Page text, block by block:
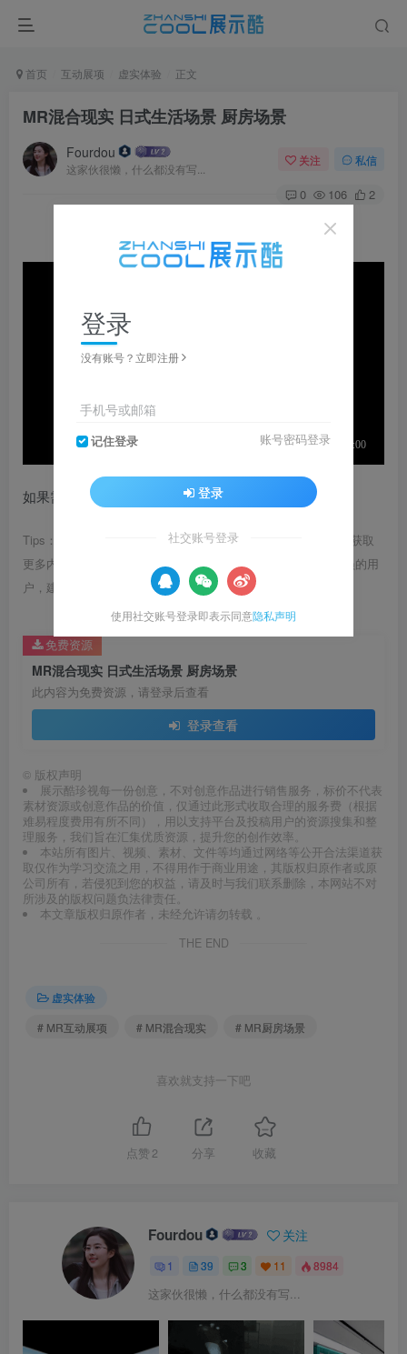
首页 互动展项 虚实体验 正文
MR混合现实 日式生活场景 厨房场景
Fourdou
这家伙很懒，什么都没有写...
关注 私信
0 106 2
如果需要无水印视频，可在下方下载。
Tips：1.内容图片或视频可能会有压缩，若文章提供下载服务，获取
更多内容（无展示酷水印）可在下方下载； 2.没有百度网盘会员的用
户，建议用123云盘可获得更快的下载速度。
MR混合现实 日式生活场景 厨房场景
此内容为免费资源，请登录后查看
登录查看
免费资源
© 版权声明
展示酷珍视每一份创意，不对创意作品进行销售服务，标价不代表
素材资源或创意作品的价值，仅通过此形式收取合理的服务费（根据
难易程度费用有所不同），用以支持平台及投稿用户的资源搜集和整
理服务，我们旨在汇集优质资源，提升您的创作效率。
本站所有图片、视频、素材、文件等均通过网络等公开合法渠道获
取仅作为学习交流之用，不得用作于商业用途，其版权归原作者或原
公司所有，若侵犯到您的权益，请及时与我们联系删除，本网站不对
所涉及的版权问题负法律责任。
本文章版权归原作者，未经允许请勿转载 。
THE END
虚实体验
# MR互动展项
# MR混合现实 # MR厨房场景
喜欢就支持一下吧
点赞 2 分享 收藏
Fourdou 关注
1 39 3 11 8984
这家伙很懒，什么都没有写...
登录
没有账号？立即注册
手机号或邮箱
记住登录 账号密码登录
登录
社交账号登录
使用社交账号登录即表示同意隐私声明